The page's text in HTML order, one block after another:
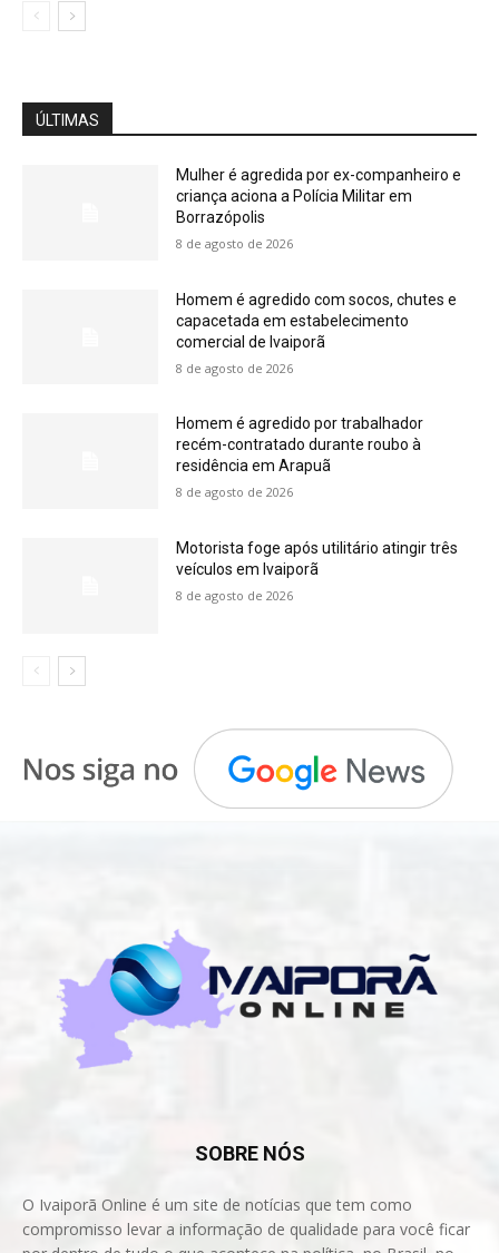
ÚLTIMAS
Mulher é agredida por ex-companheiro e
criança aciona a Polícia Militar em
Borrazópolis
8 de agosto de 2026
Homem é agredido com socos, chutes e
capacetada em estabelecimento
comercial de Ivaiporã
8 de agosto de 2026
Homem é agredido por trabalhador
recém-contratado durante roubo à
residência em Arapuã
8 de agosto de 2026
Motorista foge após utilitário atingir três
veículos em Ivaiporã
8 de agosto de 2026
SOBRE NÓS
O Ivaiporã Online é um site de notícias que tem como
compromisso levar a informação de qualidade para você ficar